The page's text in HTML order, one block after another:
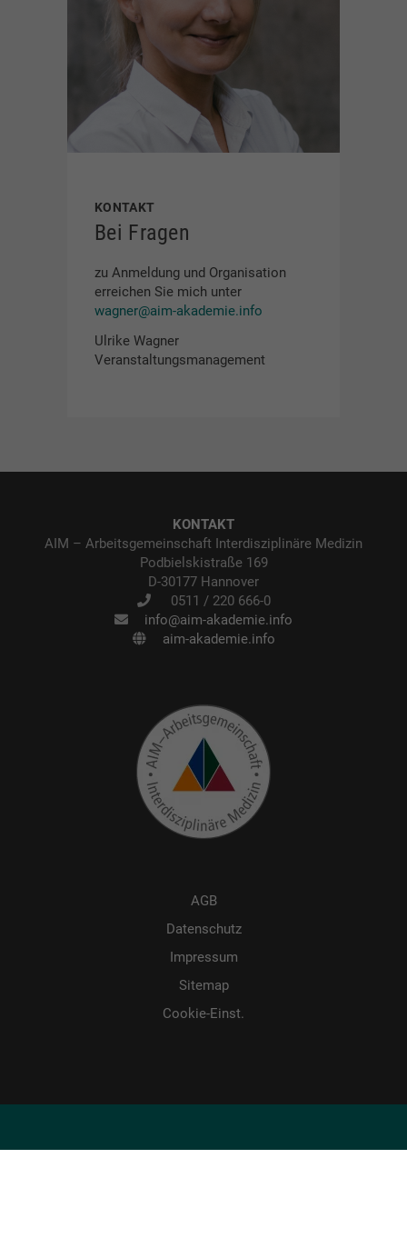
KONTAKT
Bei Fragen
zu Anmeldung und Organisation
erreichen Sie mich unter
wagner@aim-akademie.info
Ulrike Wagner
Veranstaltungs­management
KONTAKT
AIM – Arbeitsgemeinschaft Interdisziplinäre Medizin
Podbielskistraße 169
D-30177 Hannover
0511 / 220 666-0
info@aim-akademie.info
aim-akademie.info
AGB
Datenschutz
Impressum
Sitemap
Cookie-Einst.